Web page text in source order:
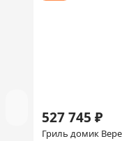
527 745 ₽
Гриль домик